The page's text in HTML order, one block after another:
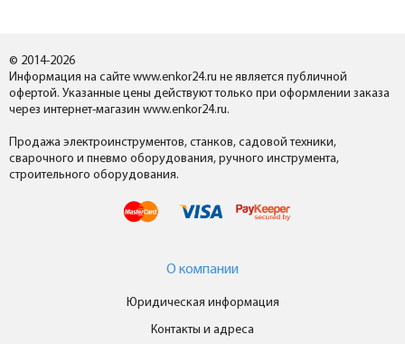
© 2014-2026
Информация на сайте www.enkor24.ru не является публичной
офертой. Указанные цены действуют только при оформлении заказа
через интернет-магазин www.enkor24.ru.
Продажа электроинструментов, станков, садовой техники,
сварочного и пневмо оборудования, ручного инструмента,
строительного оборудования.
О компании
Юридическая информация
Контакты и адреса